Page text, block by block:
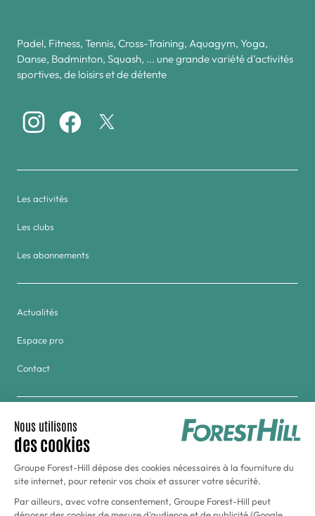
Padel, Fitness, Tennis, Cross-Training, Aquagym, Yoga,
Danse, Badminton, Squash, ... une grande variété d’activités
sportives, de loisirs et de détente
Les activités
Les clubs
Les abonnements
Actualités
Espace pro
Contact
Groupe
Golf & Tennis du Haras de Jardy
Hôtel Forest Hill Meudon-Vélizy
Aquaboulevard